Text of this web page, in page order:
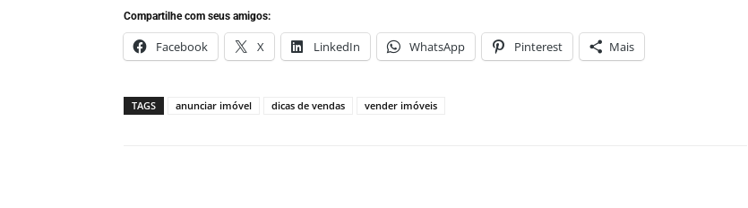
Compartilhe com seus amigos:
Facebook X LinkedIn WhatsApp Pinterest Mais
TAGS anunciar imóvel dicas de vendas vender imóveis